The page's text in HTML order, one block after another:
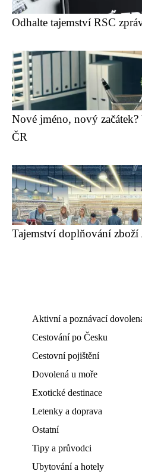
Odhalte tajemství RSC
Nové jméno, nový
ČR
Tajemství doplňování zboží
Aktivní a poznávací
Cestování po Česku
Cestovní pojištění
Dovolená u moře
Exotické destinace
Letenky a doprava
Ostatní
Tipy a průvodci
Ubytování a hotely